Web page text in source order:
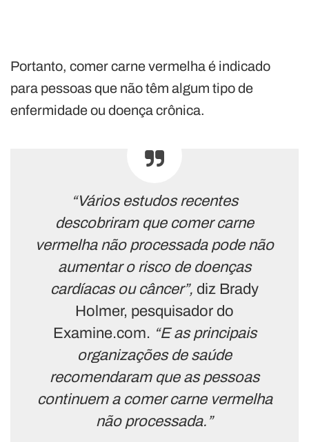
Portanto, comer carne vermelha é indicado
para pessoas que não têm algum tipo de
enfermidade ou doença crônica.
“Vários estudos recentes
descobriram que comer carne
vermelha não processada pode não
aumentar o risco de doenças
cardíacas ou câncer”, diz Brady
Holmer, pesquisador do
Examine.com. “E as principais
organizações de saúde
recomendaram que as pessoas
continuem a comer carne vermelha
não processada.”